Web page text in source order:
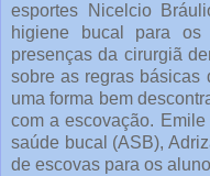
esportes Nicelcio
higiene bucal para
presenças da cirurgiã
sobre as regras básicas
uma forma bem
com a escovação.
saúde bucal (ASB),
de escovas para os